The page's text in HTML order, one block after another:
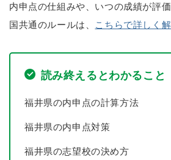
内申点の仕組みや、いつの成績が評
国共通のルールは、 こちらで詳しく
読み終えるとわかること
福井県の内申点の計算方法
福井県の内申点対策
福井県の志望校の決め方